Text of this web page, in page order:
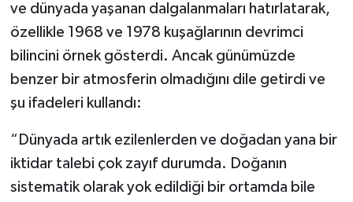
ve dünyada yaşanan dalgalanmaları hatırlatarak,
özellikle 1968 ve 1978 kuşağlarının devrimci
bilincini örnek gösterdi. Ancak günümüzde
benzer bir atmosferin olmadığını dile getirdi ve
şu ifadeleri kullandı:
“Dünyada artık ezilenlerden ve doğadan yana bir
iktidar talebi çok zayıf durumda. Doğanın
sistematik olarak yok edildiği bir ortamda bile